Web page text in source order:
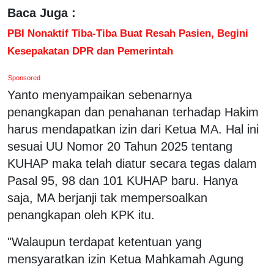
Baca Juga :
PBI Nonaktif Tiba-Tiba Buat Resah Pasien, Begini
Kesepakatan DPR dan Pemerintah
Sponsored
Yanto menyampaikan sebenarnya
penangkapan dan penahanan terhadap Hakim
harus mendapatkan izin dari Ketua MA. Hal ini
sesuai UU Nomor 20 Tahun 2025 tentang
KUHAP maka telah diatur secara tegas dalam
Pasal 95, 98 dan 101 KUHAP baru. Hanya
saja, MA berjanji tak mempersoalkan
penangkapan oleh KPK itu.
"Walaupun terdapat ketentuan yang
mensyaratkan izin Ketua Mahkamah Agung